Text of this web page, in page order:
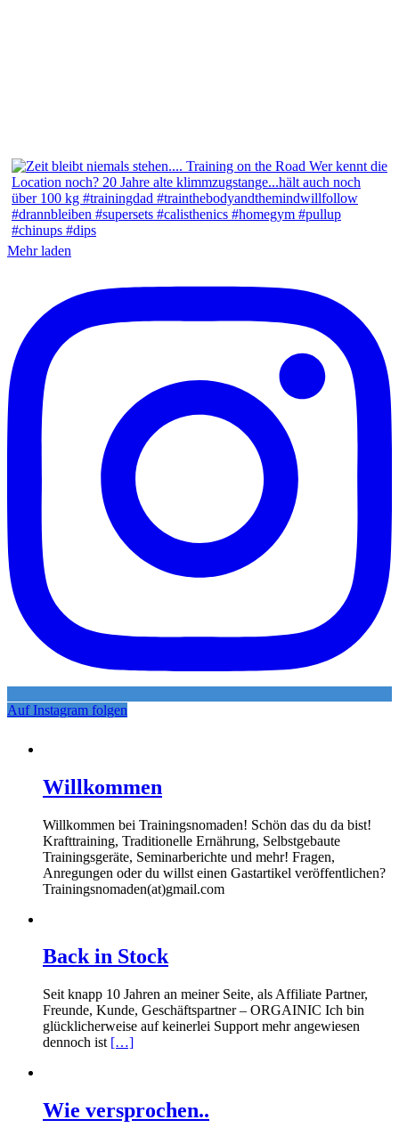
Mehr laden
Auf Instagram folgen
Willkommen
Willkommen bei Trainingsnomaden! Schön das du da bist!
Krafttraining, Traditionelle Ernährung, Selbstgebaute
Trainingsgeräte, Seminarberichte und mehr! Fragen,
Anregungen oder du willst einen Gastartikel veröffentlichen?
Trainingsnomaden(at)gmail.com
Back in Stock
Seit knapp 10 Jahren an meiner Seite, als Affiliate Partner,
Freunde, Kunde, Geschäftspartner – ORGAINIC Ich bin
glücklicherweise auf keinerlei Support mehr angewiesen
dennoch ist […]
Wie versprochen..